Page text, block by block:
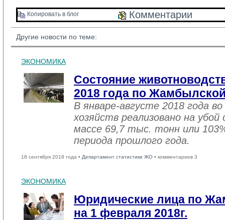
Копировать в блог Комментарии
Другие новости по теме:
ЭКОНОМИКА
Состояние
2018 года по
В январе-августе 2018 года
хозяйств реализовано на
массе 69,7 тыс. тонн или
периода прошлого года.
18 сентября 2018 года • Департамент статистики ЖО • комментариев 3
ЭКОНОМИКА
Юридические лица по
на 1 февраля 2018г.